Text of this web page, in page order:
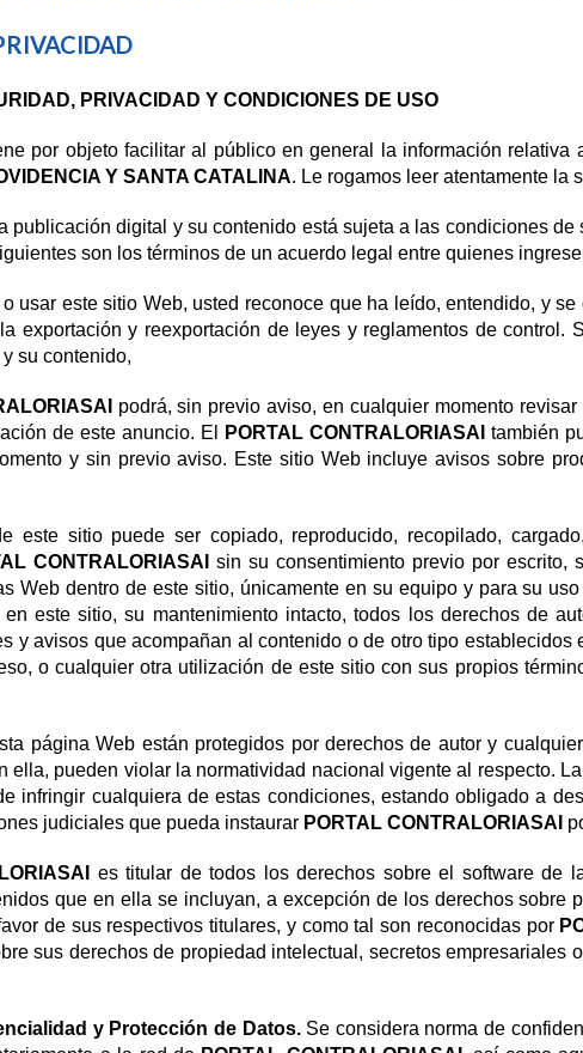
PRIVACIDAD Y CONDICIONES DE USO
por objeto facilitar al público en general la información relativa
Y SANTA CATALINA. Le rogamos leer atentamente la
publicación digital y su contenido está sujeta a las condiciones
son los términos de un acuerdo legal entre quienes
usar este sitio Web, usted reconoce que ha leído, entendido, y
exportación y reexportación de leyes y reglamentos de
su contenido,
podrá, sin previo aviso, en cualquier momento
de este anuncio. El
PORTAL CONTRALORIASAI también
y sin previo aviso. Este sitio Web incluye avisos sobre
este sitio puede ser copiado, reproducido, recopilado,
CONTRALORIASAI sin su consentimiento previo por escrito,
Web dentro de este sitio, únicamente en su equipo y para su
en este sitio, su mantenimiento intacto, todos los derechos de
y avisos que acompañan al contenido o de otro tipo
o cualquier otra utilización de este sitio con sus propios
página Web están protegidos por derechos de autor y
ella, pueden violar la normatividad nacional vigente al respecto.
infringir cualquiera de estas condiciones, estando obligado a
judiciales que pueda instaurar PORTAL CONTRALORIASAI
es titular de todos los derechos sobre el software de
que en ella se incluyan, a excepción de los derechos
de sus respectivos titulares, y como tal son reconocidas por
sus derechos de propiedad intelectual, secretos
y Protección de Datos. Se considera norma de